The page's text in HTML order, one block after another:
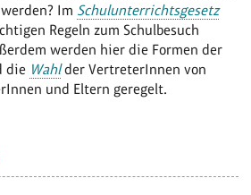
Im Schulunterrichtsgesetz
Regeln zum Schulbesuch
werden hier die Formen der
die Wahlder VertreterInnen von
und Eltern geregelt.